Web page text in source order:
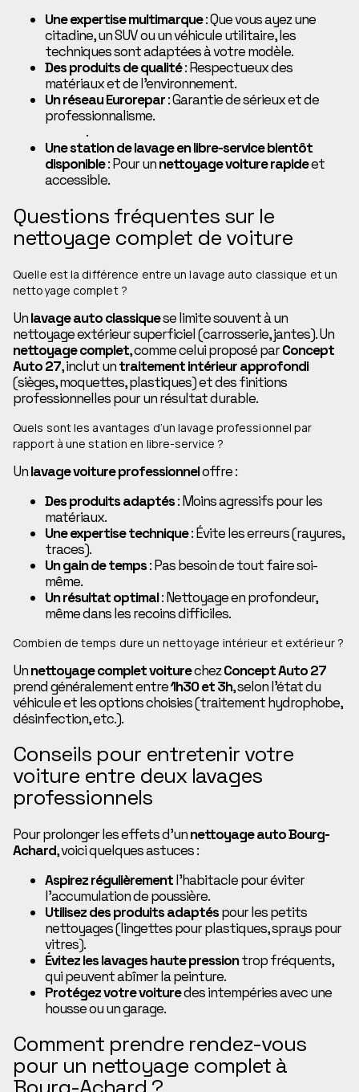
Une expertise multimarque: Que vous ayez une
citadine, un SUV ou un véhicule utilitaire, les
techniques sont adaptées à votre modèle.
Des produits de qualité: Respectueux des
matériaux et de l’environnement.
Un réseau Eurorepar: Garantie de sérieux et de
professionnalisme.
.
Une station de lavage en libre-service bientôt
disponible: Pour unnettoyage voiture rapideet
accessible.
Questions fréquentes sur le
nettoyage complet de voiture
Quelle est la différence entre un lavage auto classique et un
nettoyage complet ?
Unlavage auto classiquese limite souvent à un
nettoyage extérieur superficiel (carrosserie, jantes). Un
nettoyage complet, comme celui proposé parConcept
Auto 27, inclut untraitement intérieur approfondi
(sièges, moquettes, plastiques) et des finitions
professionnelles pour un résultat durable.
Quels sont les avantages d’un lavage professionnel par
rapport à une station en libre-service ?
Unlavage voiture professionneloffre :
Des produits adaptés: Moins agressifs pour les
matériaux.
Une expertise technique: Évite les erreurs (rayures,
traces).
Un gain de temps: Pas besoin de tout faire soi-
même.
Un résultat optimal: Nettoyage en profondeur,
même dans les recoins difficiles.
Combien de temps dure un nettoyage intérieur et extérieur ?
Unnettoyage complet voiturechezConcept Auto 27
prend généralement entre1h30 et 3h, selon l’état du
véhicule et les options choisies (traitement hydrophobe,
désinfection, etc.).
Conseils pour entretenir votre
voiture entre deux lavages
professionnels
Pour prolonger les effets d’unnettoyage auto Bourg-
Achard, voici quelques astuces :
Aspirez régulièrementl’habitacle pour éviter
l’accumulation de poussière.
Utilisez des produits adaptéspour les petits
nettoyages (lingettes pour plastiques, sprays pour
vitres).
Évitez les lavages haute pressiontrop fréquents,
qui peuvent abîmer la peinture.
Protégez votre voituredes intempéries avec une
housse ou un garage.
Comment prendre rendez-vous
pour un nettoyage complet à